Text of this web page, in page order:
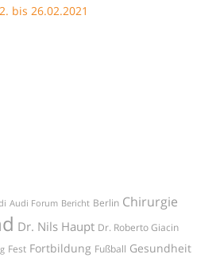
bis 26.02.2021
Audi Forum Bericht Berlin Chirurgie
Dr. Nils Haupt Dr. Roberto Giacin
Fest Fortbildung Fußball Gesundheit